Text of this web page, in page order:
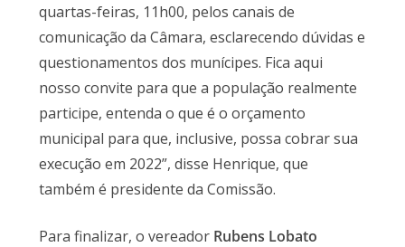
quartas-feiras, 11h00, pelos canais de
comunicação da Câmara, esclarecendo dúvidas e
questionamentos dos munícipes. Fica aqui
nosso convite para que a população realmente
participe, entenda o que é o orçamento
municipal para que, inclusive, possa cobrar sua
execução em 2022”, disse Henrique, que
também é presidente da Comissão.
Para finalizar, o vereador Rubens Lobato